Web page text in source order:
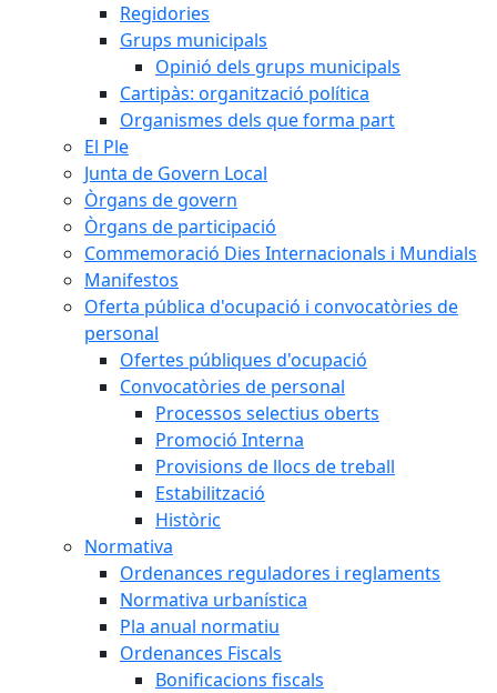
Regidories
Grups municipals
Opinió dels grups municipals
Cartipàs: organització política
Organismes dels que forma part
El Ple
Junta de Govern Local
Òrgans de govern
Òrgans de participació
Commemoració Dies Internacionals i Mundials
Manifestos
Oferta pública d'ocupació i convocatòries de
personal
Ofertes públiques d'ocupació
Convocatòries de personal
Processos selectius oberts
Promoció Interna
Provisions de llocs de treball
Estabilització
Històric
Normativa
Ordenances reguladores i reglaments
Normativa urbanística
Pla anual normatiu
Ordenances Fiscals
Bonificacions fiscals